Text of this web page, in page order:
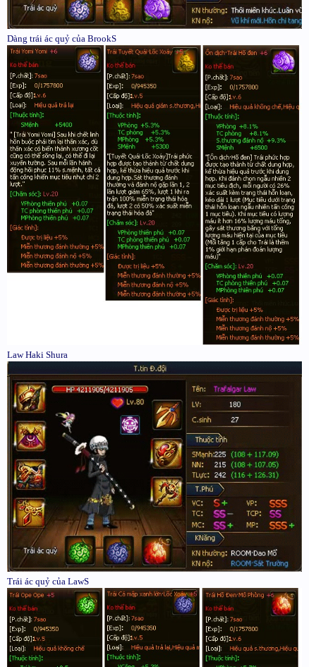
Dàng trái ác quỷ của BrookS
Law Haki Shura
Trái ác quỷ của LawS